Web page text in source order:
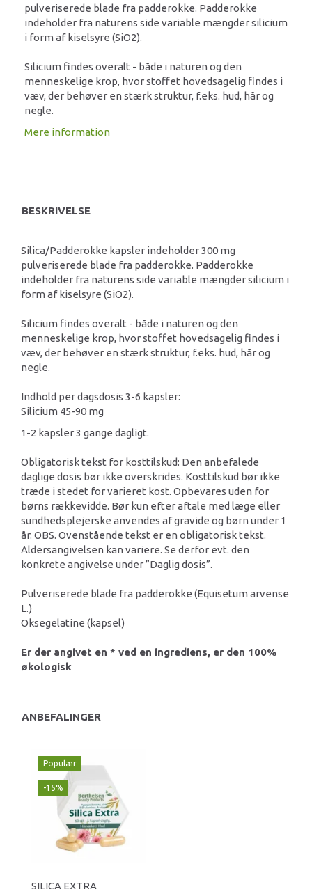
pulveriserede blade fra padderokke. Padderokke
indeholder fra naturens side variable mængder silicium
i form af kiselsyre (SiO2).
Silicium findes overalt - både i naturen og den
menneskelige krop, hvor stoffet hovedsagelig findes i
væv, der behøver en stærk struktur, f.eks. hud, hår og
negle.
Mere information
BESKRIVELSE
Silica/Padderokke kapsler indeholder 300 mg
pulveriserede blade fra padderokke. Padderokke
indeholder fra naturens side variable mængder silicium i
form af kiselsyre (SiO2).
Silicium findes overalt - både i naturen og den
menneskelige krop, hvor stoffet hovedsagelig findes i
væv, der behøver en stærk struktur, f.eks. hud, hår og
negle.
Indhold per dagsdosis 3-6 kapsler:
Silicium 45-90 mg
1-2 kapsler 3 gange dagligt.
Obligatorisk tekst for kosttilskud: Den anbefalede
daglige dosis bør ikke overskrides. Kosttilskud bør ikke
træde i stedet for varieret kost. Opbevares uden for
børns rækkevidde. Bør kun efter aftale med læge eller
sundhedsplejerske anvendes af gravide og børn under 1
år. OBS. Ovenstående tekst er en obligatorisk tekst.
Aldersangivelsen kan variere. Se derfor evt. den
konkrete angivelse under ”Daglig dosis”.
Pulveriserede blade fra padderokke (Equisetum arvense
L.)
Oksegelatine (kapsel)
Er der angivet en * ved en ingrediens, er den 100%
økologisk
ANBEFALINGER
Populær
-15%
SILICA EXTRA